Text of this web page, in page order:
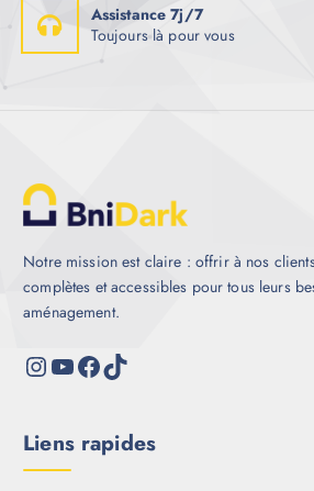
Assistance 7j/7
Toujours là pour vous
Notre mission est claire : offrir à nos
complètes et accessibles pour tous leurs
aménagement.
Liens rapides